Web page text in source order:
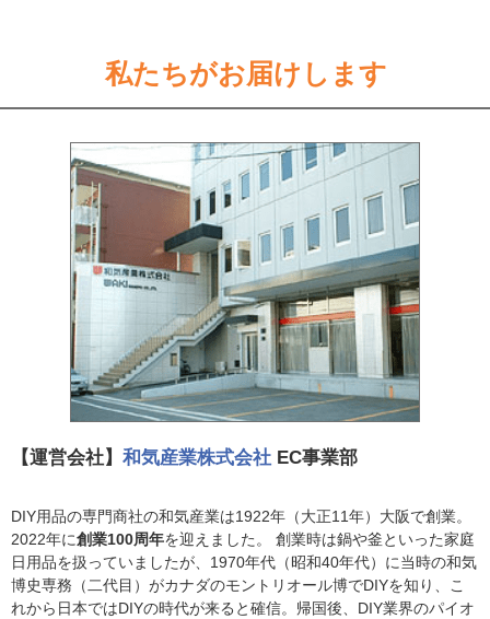
私たちがお届けします
【運営会社】 和気産業株式会社 EC事業部
DIY用品の専門商社の和気産業は1922年（大正11年）大阪で創業。
2022年に創業100周年を迎えました。 創業時は鍋や釜といった家庭
日用品を扱っていましたが、1970年代（昭和40年代）に当時の和気
博史専務（二代目）がカナダのモントリオール博でDIYを知り、こ
れから日本ではDIYの時代が来ると確信。帰国後、DIY業界のパイオ